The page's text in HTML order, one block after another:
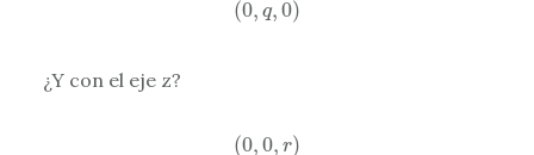
(0, q,0)
¿Y con el eje z?
(0,0, r)
(0 ,0 r)